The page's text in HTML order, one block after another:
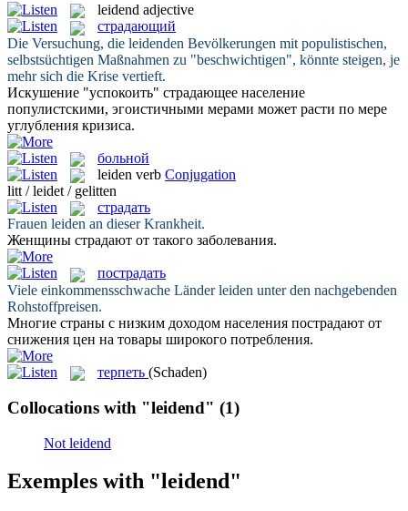
leidend adjective
страдающий
Die Versuchung, die leidenden Bevölkerungen mit populistischen,
selbstsüchtigen Maßnahmen zu "beschwichtigen", könnte steigen, je
mehr sich die Krise vertieft.
Искушение "успокоить" страдающее население
популистскими, эгоистичными мерами может расти по мере
углубления кризиса.
больной
leiden verb Conjugation
litt / leidet / gelitten
страдать
Frauen leiden an dieser Krankheit.
Женщины страдают от такого заболевания.
пострадать
Viele einkommensschwache Länderleiden unter den nachgebenden
Rohstoffpreisen.
Многие страны с низким доходом населения пострадают от
снижения цен на товары широкого потребления.
терпеть (Schaden)
Collocations with "leidend" (1)
Not leidend
Exemples with "leidend"